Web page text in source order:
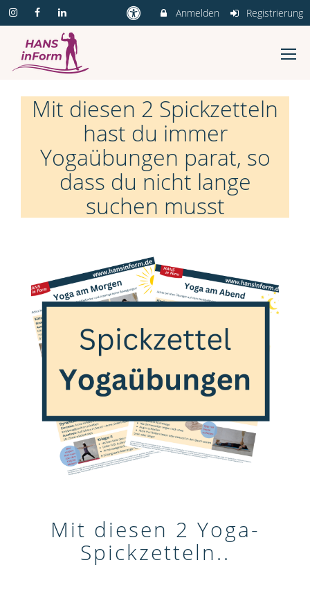
Anmelden Registrierung
Mit diesen 2 Spickzetteln
hast du immer
Yogaübungen parat, so
dass du nicht lange
suchen musst
Mit diesen 2 Yoga-
Spickzetteln..